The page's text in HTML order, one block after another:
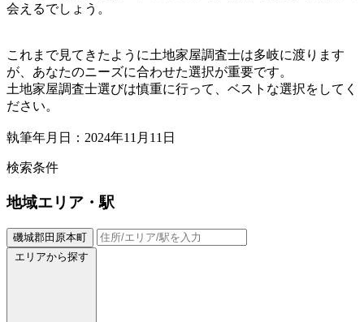
会えるでしょう。
これまで見てきたように土地家屋調査士は多岐に渡ります
が、あなたのニーズに合わせた選択が重要です。
土地家屋調査士選びは慎重に行って、ベストな選択をしてく
ださい。
執筆年月日：2024年11月11日
検索条件
地域エリア・駅
磯城郡田原本町
エリアから探す